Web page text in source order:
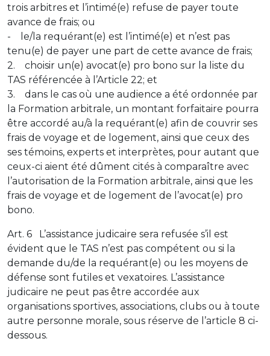
trois arbitres et l’intimé(e) refuse de payer toute
avance de frais; ou
- le/la requérant(e) est l’intimé(e) et n’est pas
tenu(e) de payer une part de cette avance de frais;
2. choisir un(e) avocat(e) pro bono sur la liste du
TAS référencée à l’Article 22; et
3. dans le cas où une audience a été ordonnée par
la Formation arbitrale, un montant forfaitaire pourra
être accordé au/à la requérant(e) afin de couvrir ses
frais de voyage et de logement, ainsi que ceux des
ses témoins, experts et interprètes, pour autant que
ceux-ci aient été dûment cités à comparaître avec
l’autorisation de la Formation arbitrale, ainsi que les
frais de voyage et de logement de l’avocat(e) pro
bono.
Art. 6 L’assistance judicaire sera refusée s’il est
évident que le TAS n’est pas compétent ou si la
demande du/de la requérant(e) ou les moyens de
défense sont futiles et vexatoires. L’assistance
judicaire ne peut pas être accordée aux
organisations sportives, associations, clubs ou à toute
autre personne morale, sous réserve de l’article 8 ci-
dessous.